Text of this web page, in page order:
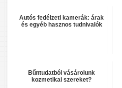
Autós fedélzeti kamerák: árak
és egyéb hasznos tudnivalók
Bűntudatból vásárolunk
kozmetikai szereket?